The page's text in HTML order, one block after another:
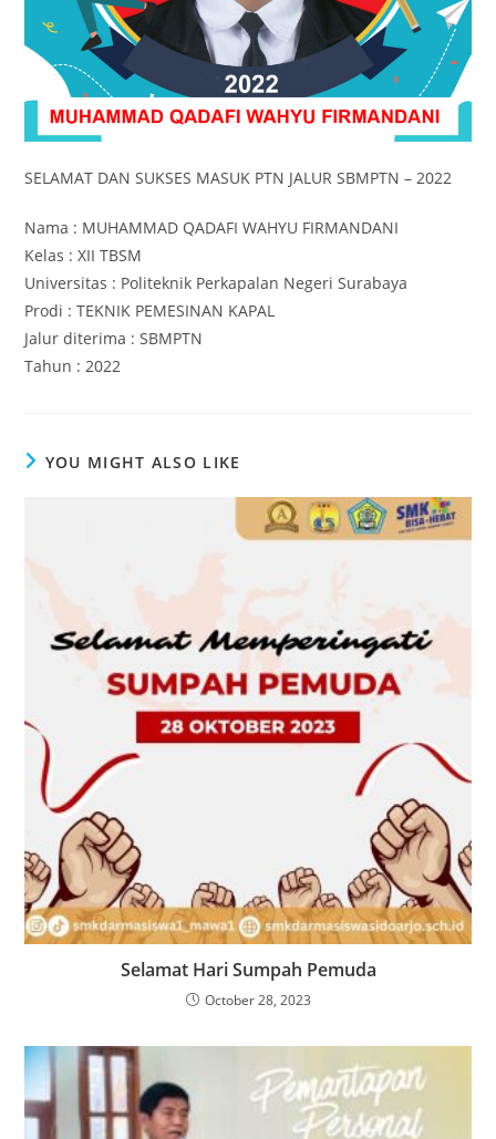
SELAMAT DAN SUKSES MASUK PTN JALUR SBMPTN – 2022
Nama : MUHAMMAD QADAFI WAHYU FIRMANDANI
Kelas : XII TBSM
Universitas : Politeknik Perkapalan Negeri Surabaya
Prodi : TEKNIK PEMESINAN KAPAL
Jalur diterima : SBMPTN
Tahun : 2022
YOU MIGHT ALSO LIKE
Selamat Hari Sumpah Pemuda
October 28, 2023